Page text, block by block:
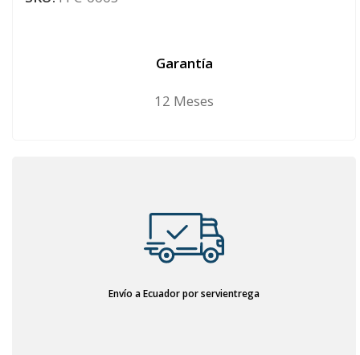
Garantía
12 Meses
Envío a Ecuador por servientrega